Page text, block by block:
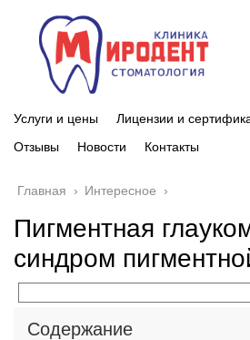
Услуги и цены Лицензии и
Отзывы
Новости Контакты
Главная › Интересное ›
Пигментная
синдром
Содержание